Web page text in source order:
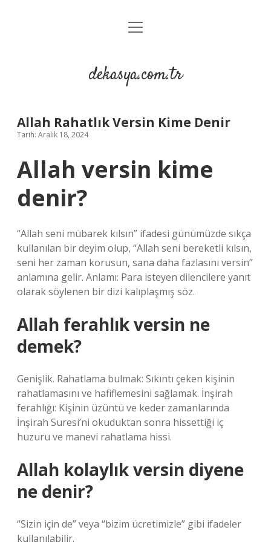
Anasayfa
Yasal Uyarı
menüyü
dekasya.com.tr
Allah Rahatlık Versin Kime Denir
Tarih: Aralık 18, 2024
Allah versin kime
denir?
“Allah seni mübarek kılsın” ifadesi günümüzde sıkça
kullanılan bir deyim olup, “Allah seni bereketli kılsın,
seni her zaman korusun, sana daha fazlasını versin”
anlamına gelir. Anlamı: Para isteyen dilencilere yanıt
olarak söylenen bir dizi kalıplaşmış söz.
Allah ferahlık versin ne
demek?
Genişlik. Rahatlama bulmak: Sıkıntı çeken kişinin
rahatlamasını ve hafiflemesini sağlamak. İnşirah
ferahlığı: Kişinin üzüntü ve keder zamanlarında
İnşirah Suresi’ni okuduktan sonra hissettiği iç
huzuru ve manevi rahatlama hissi.
Allah kolaylık versin diyene
ne denir?
“Sizin için de” veya “bizim ücretimizle” gibi ifadeler
kullanılabilir.